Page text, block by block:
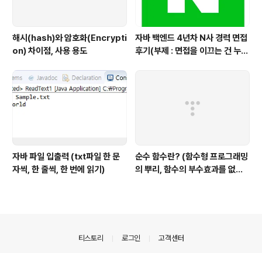
해시(hash)와 암호화(Encrypti
on) 차이점, 사용 용도
자바 백엔드 4년차 N사 경력 면접
후기(부제 : 면접을 이끄는 건 누구
자바 파일 입출력 (txt파일 한 문
자씩, 한 줄씩, 한 번에 읽기)
순수 함수란? (함수형 프로그래밍
의 뿌리, 함수의 부수효과를 없앤
티스토리 로그인 고객센터